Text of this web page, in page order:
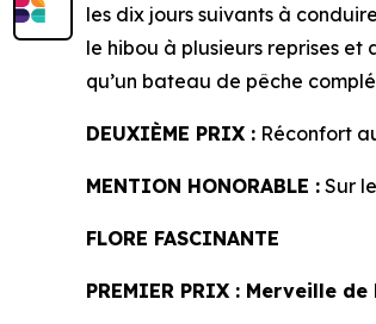
les dix jours suivants à
le hibou à plusieurs reprises et
qu’un bateau de pêche
DEUXIÈME PRIX : Réconfort
MENTION HONORABLE : Sur
FLORE FASCINANTE
PREMIER PRIX : Merveille